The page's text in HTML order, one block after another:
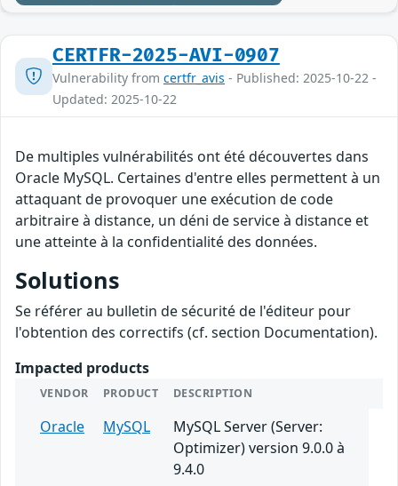
CERTFR-2025-AVI-0907
Vulnerability from certfr_avis - Published: 2025-10-22 -
Updated: 2025-10-22
De multiples vulnérabilités ont été découvertes dans
Oracle MySQL. Certaines d'entre elles permettent à un
attaquant de provoquer une exécution de code
arbitraire à distance, un déni de service à distance et
une atteinte à la confidentialité des données.
Solutions
Se référer au bulletin de sécurité de l'éditeur pour
l'obtention des correctifs (cf. section Documentation).
Impacted products
VENDOR PRODUCT DESCRIPTION
Oracle MySQL
MySQL Server (Server:
Optimizer) version 9.0.0 à
9.4.0